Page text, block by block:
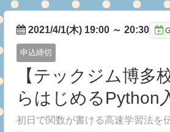
2021/4/1(木) 19:00 ～ 20:30
申込締切
【テックジム博多
らはじめるPython
初日で関数が書ける高速学習法を